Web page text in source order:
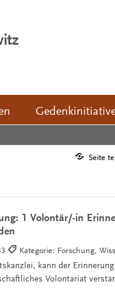
Seite
1 Volontär/-in
Kategorie: Forschung,
kann der
Volontariat